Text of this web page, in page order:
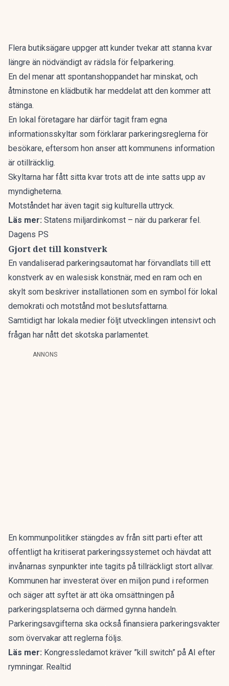
Flera butiksägare uppger att kunder tvekar att stanna kvar
längre än nödvändigt av rädsla för felparkering.
En del menar att spontanshoppandet har minskat, och
åtminstone en klädbutik har meddelat att den kommer att
stänga.
En lokal företagare har därför tagit fram egna
informationsskyltar som förklarar parkeringsreglerna för
besökare, eftersom hon anser att kommunens information
är otillräcklig.
Skyltarna har fått sitta kvar trots att de inte satts upp av
myndigheterna.
Motståndet har även tagit sig kulturella uttryck.
Läs mer: Statens miljardinkomst – när du parkerar fel.
Dagens PS
Gjort det till konstverk
En vandaliserad parkeringsautomat har förvandlats till ett
konstverk av en walesisk konstnär, med en ram och en
skylt som beskriver installationen som en symbol för lokal
demokrati och motstånd mot beslutsfattarna.
Samtidigt har lokala medier följt utvecklingen intensivt och
frågan har nått det skotska parlamentet.
ANNONS
En kommunpolitiker stängdes av från sitt parti efter att
offentligt ha kritiserat parkeringssystemet och hävdat att
invånarnas synpunkter inte tagits på tillräckligt stort allvar.
Kommunen har investerat över en miljon pund i reformen
och säger att syftet är att öka omsättningen på
parkeringsplatserna och därmed gynna handeln.
Parkeringsavgifterna ska också finansiera parkeringsvakter
som övervakar att reglerna följs.
Läs mer: Kongressledamot kräver ”kill switch” på AI efter
rymningar. Realtid